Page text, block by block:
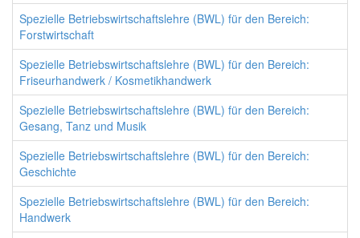
Spezielle Betriebswirtschaftslehre (BWL) für den Bereich:
Forstwirtschaft
Spezielle Betriebswirtschaftslehre (BWL) für den Bereich:
Friseurhandwerk / Kosmetikhandwerk
Spezielle Betriebswirtschaftslehre (BWL) für den Bereich:
Gesang, Tanz und Musik
Spezielle Betriebswirtschaftslehre (BWL) für den Bereich:
Geschichte
Spezielle Betriebswirtschaftslehre (BWL) für den Bereich:
Handwerk